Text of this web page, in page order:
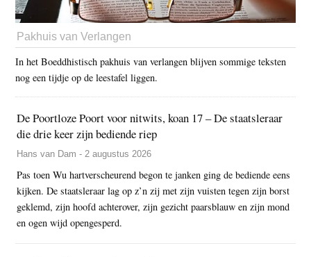
Pakhuis van Verlangen
In het Boeddhistisch pakhuis van verlangen blijven sommige teksten
nog een tijdje op de leestafel liggen.
De Poortloze Poort voor nitwits, koan 17 – De staatsleraar
die drie keer zijn bediende riep
Hans van Dam - 2 augustus 2026
Pas toen Wu hartverscheurend begon te janken ging de bediende eens
kijken. De staatsleraar lag op z’n zij met zijn vuisten tegen zijn borst
geklemd, zijn hoofd achterover, zijn gezicht paarsblauw en zijn mond
en ogen wijd opengesperd.